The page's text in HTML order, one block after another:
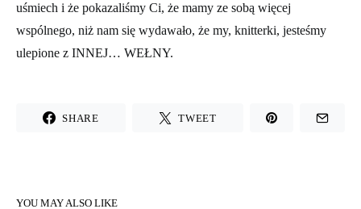
uśmiech i że pokazaliśmy Ci, że mamy ze sobą więcej
wspólnego, niż nam się wydawało, że my, knitterki, jesteśmy
ulepione z INNEJ… WEŁNY.
SHARE TWEET
YOU MAY ALSO LIKE